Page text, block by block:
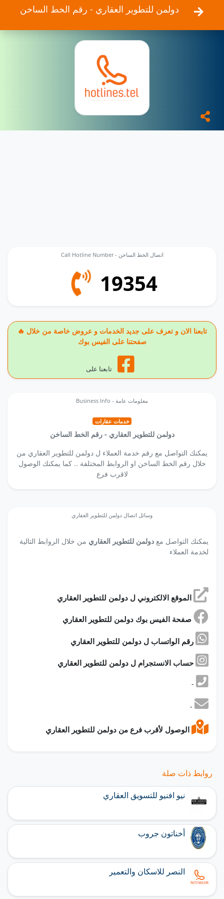
دولمن للتطوير العقاري - رقم الخط الساخن
Call Hotline Number - اتصال الخط الساخن
19354
🔥 تابعنا الان و تعرف على جديد الخدمات و عروض خاصة من خلال
صفحتنا على الفيس بوك
تابعنا على
Business Info - معلومات عامة
خدمات عقارات
دولمن للتطوير العقاري - رقم الخط الساخن
يمكنك التواصل مع رقم خدمة العملاء ل دولمن للتطوير العقاري من
خلال رقم الخط الساخن او الروابط المختلفة .. كما يمكنك الوصول
لاقرب فرع
وسائل اتصال دولمن للتطوير العقاري
يمكنك التواصل مع دولمن للتطوير العقاري من خلال الروابط التالية
لخدمة العملاء
-
-
روابط ذات صلة
نيو افنيو للتسويق العقاري
أخناتون جروب
النصر للاسكان والتعمير